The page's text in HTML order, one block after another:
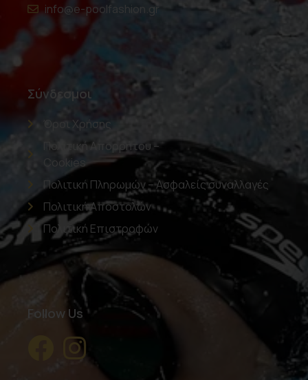
info@e-poolfashion.gr
Σύνδεσμοι
Όροι Χρήσης
Πολιτική Απορρήτου –
Cookies
Πολιτική Πληρωμών – Ασφαλείς συναλλαγές
Πολιτική Αποστολών
Πολιτική Επιστροφών
Follow Us